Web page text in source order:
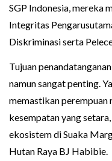
SGP Indonesia, mereka
Integritas
Diskriminasi serta
Tujuan
namun sangat penting.
memastikan perempuan
kesempatan yang
ekosistem di Suaka
Hutan Raya BJ Habibie.